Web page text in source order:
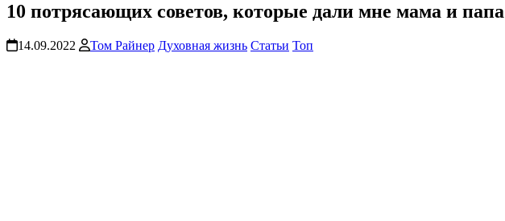
10 потрясающих советов, которые дали мне мама и папа
14.09.2022 Том Райнер Духовная жизнь Статьи Топ